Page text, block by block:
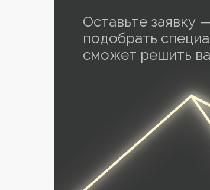
Оставьте
подобрать
сможет решить